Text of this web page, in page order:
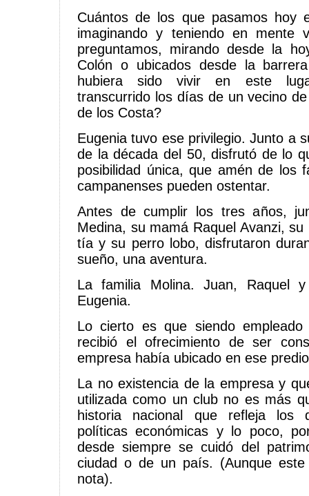
Cuántos de los que pasamos hoy
imaginando y teniendo en mente
preguntamos, mirando desde la
Colón o ubicados desde la
hubiera sido vivir en este
transcurrido los días de un vecino
de los Costa?
Eugenia tuvo ese privilegio. Junto a
de la década del 50, disfrutó de lo
posibilidad única, que amén de los
campanenses pueden ostentar.
Antes de cumplir los tres años,
Medina, su mamá Raquel Avanzi,
tía y su perro lobo, disfrutaron
sueño, una aventura.
La familia Molina. Juan, Raquel
Eugenia.
Lo cierto es que siendo
recibió el ofrecimiento de ser
empresa había ubicado en ese
La no existencia de la empresa y
utilizada como un club no es más
historia nacional que refleja los
políticas económicas y lo poco,
desde siempre se cuidó del
ciudad o de un país. (Aunque
nota).